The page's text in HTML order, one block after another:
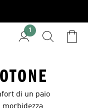
1
di un paio